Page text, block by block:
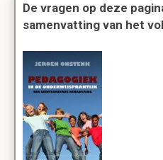
De vragen op deze
samenvatting van het